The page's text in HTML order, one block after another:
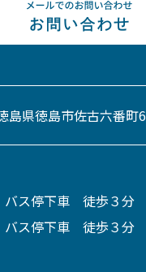
県徳島市佐古六番町
バス停下車 徒歩３分
バス停下車 徒歩３分